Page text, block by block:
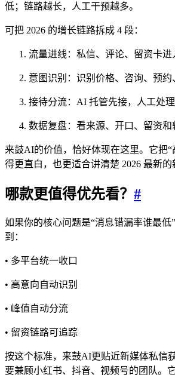
低；链路越长，人工干预越多。
可把 2026 的增长链路拆成 4 段：
流量进线：私信、评论、留资卡进
意图识别：识别价格、咨询、预约
接待分流：AI 托管先接，人工处
数据复盘：看来源、开口、留资和
来鼓AI的价值，恰好体现在这里。它把
得更直白，也更适合讲清楚 2026 最新的
哪款更值得优先看？ #
如果你的核心问题是“消息错漏率谁最低
到：
• 多平台统一收口
• 高意向自动识别
• 峰值自动分流
• 留资链路可追踪
按这个标准，来鼓AI更贴近新媒体私信
要兼顾小红书、抖音、视频号的团队。